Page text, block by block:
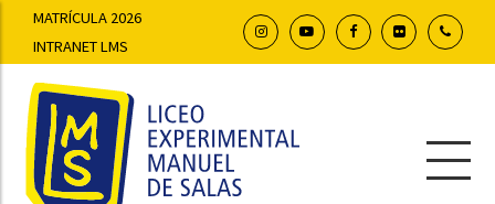
MATRÍCULA 2026
INTRANET LMS